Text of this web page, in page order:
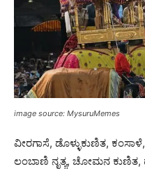
image source: MysuruMemes
ವೀರಗಾಸೆ, ಡೊಳ್ಳುಕುಣಿತ,
ಲಂಬಾಣಿ ನೃತ್ಯ, ಚೋಮನ ಕುಣಿತ,